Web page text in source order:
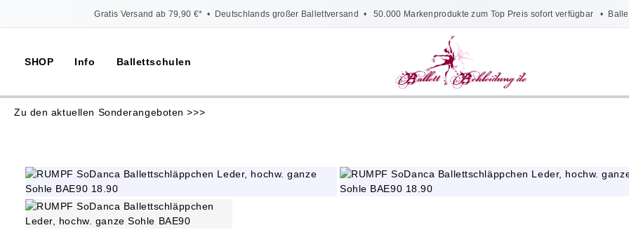
Gratis Versand ab 79,90 €* • Deutschlands großer Ballettversand • 50.000 Markenprodukte zum Top Preis sofort verfügbar •
SHOP Info Ballettschulen
Zu den aktuellen Sonderangeboten >>>